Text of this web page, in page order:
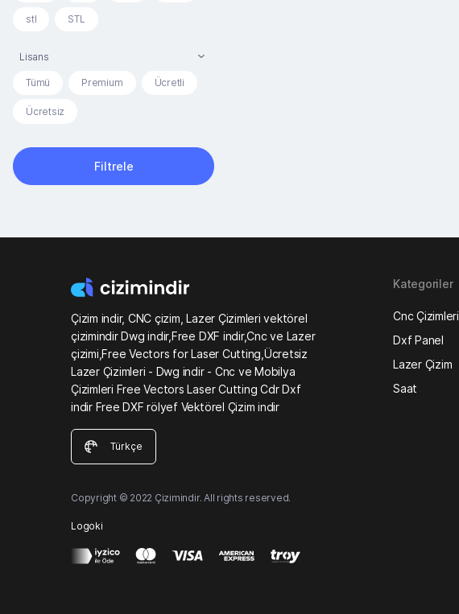
stl STL
Lisans
Tümü Premium Ücretli
Ücretsiz
Filtrele
Çizim indir, CNC çizim, Lazer Çizimleri vektörel
çizimindir Dwg indir,Free DXF indir,Cnc ve Lazer
çizimi,Free Vectors for Laser Cutting,Ücretsiz
Lazer Çizimleri - Dwg indir - Cnc ve Mobilya
Çizimleri Free Vectors Laser Cutting Cdr Dxf
indir Free DXF rölyef Vektörel Çizim indir
Türkçe
Copyright © 2022 Çizimindir. All rights reserved.
Logoki
Kategoriler
Cnc Çizimleri
Dxf Panel
Lazer Çizim
Saat